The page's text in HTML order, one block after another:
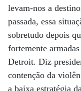
levam-nos a
passada, essa
sobretudo depois
fortemente
Detroit. Diz
contenção da
a baixa estratégia